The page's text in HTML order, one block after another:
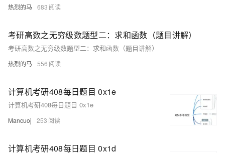
热烈的马 683
考研高数之无穷级数题型二：求和函数（题目讲解）
考研高数之无穷级数题型二：求和函数（题目讲解）
热烈的马 556
计算机考研408每日题目 0x1e
计算机考研408每日题目 0x1e
Mancuoj 253
计算机考研408每日题目 0x1d